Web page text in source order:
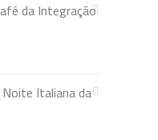
da Integração
Italiana da